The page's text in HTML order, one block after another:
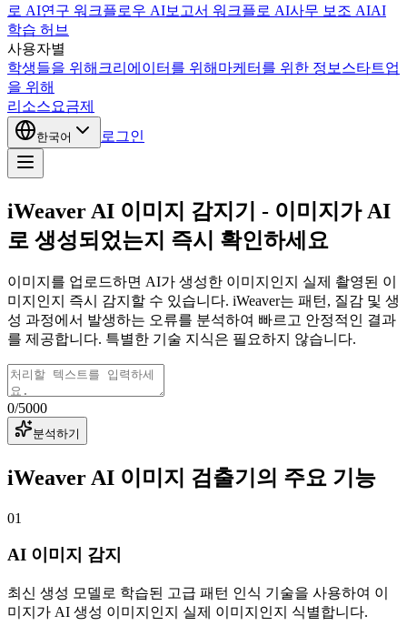
로 AI연구 워크플로우 AI보고서 워크플로 AI사무 보조 AIAI
학습 허브
사용자별
학생들을 위해 크리에이터를 위해 마케터를 위한 정보 스타트업
을 위해
리소스요금제
한국어 로그인
iWeaver AI 이미지 감지기 - 이미지가 AI
로 생성되었는지 즉시 확인하세요
이미지를 업로드하면 AI가 생성한 이미지인지 실제 촬영된 이
미지인지 즉시 감지할 수 있습니다. iWeaver는 패턴, 질감 및 생
성 과정에서 발생하는 오류를 분석하여 빠르고 안정적인 결과
를 제공합니다. 특별한 기술 지식은 필요하지 않습니다.
0/5000
분석하기
iWeaver AI 이미지 검출기의 주요 기능
01
AI 이미지 감지
최신 생성 모델로 학습된 고급 패턴 인식 기술을 사용하여 이
미지가 AI 생성 이미지인지 실제 이미지인지 식별합니다.